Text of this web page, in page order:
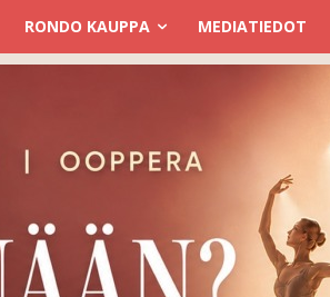
RONDO KAUPPA MEDIATIEDOT